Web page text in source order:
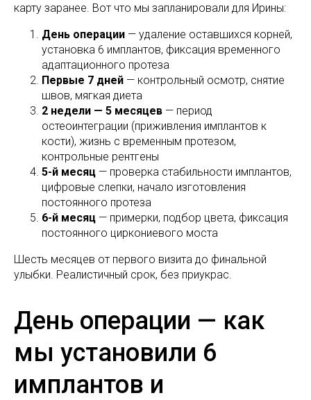
карту заранее. Вот что мы запланировали для Ирины:
День операции — удаление оставшихся корней,
установка 6 имплантов, фиксация временного
адаптационного протеза
Первые 7 дней — контрольный осмотр, снятие
швов, мягкая диета
2 недели — 5 месяцев — период
остеоинтеграции (приживления имплантов к
кости), жизнь с временным протезом,
контрольные рентгены
5-й месяц — проверка стабильности имплантов,
цифровые слепки, начало изготовления
постоянного протеза
6-й месяц — примерки, подбор цвета, фиксация
постоянного циркониевого моста
Шесть месяцев от первого визита до финальной
улыбки. Реалистичный срок, без приукрас.
День операции — как
мы установили 6
имплантов и